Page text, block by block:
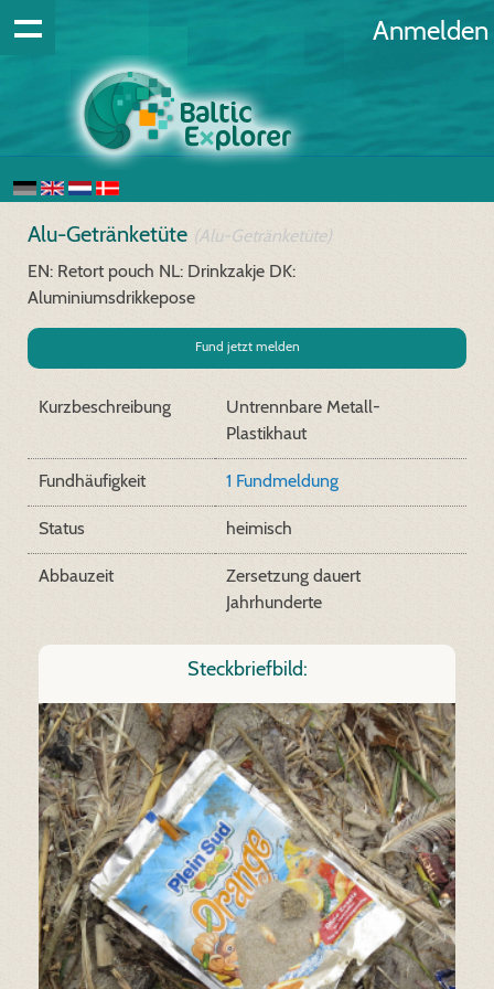
Anmelden
Alu-Getränketüte (Alu-Getränketüte)
EN: Retort pouch NL: Drinkzakje DK:
Aluminiumsdrikkepose
Fund jetzt melden
Kurzbeschreibung
Untrennbare Metall-
Plastikhaut
Fundhäufigkeit 1 Fundmeldung
Status heimisch
Abbauzeit
Zersetzung dauert
Jahrhunderte
Steckbriefbild: